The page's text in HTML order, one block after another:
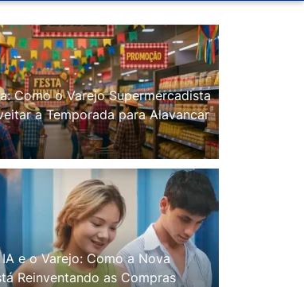
Como o Varejo Supermercadista
a Temporada para Alavancar
e o Varejo: Como a Nova
Reinventando as Compras